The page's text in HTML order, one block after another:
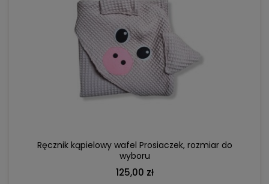
Ręcznik kąpielowy wafel Prosiaczek, rozmiar do
wyboru
125,00 zł
DO KOSZYKA